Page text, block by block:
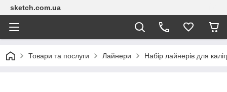
sketch.com.ua
Товари та послуги Лайнери Набір лайнерів для